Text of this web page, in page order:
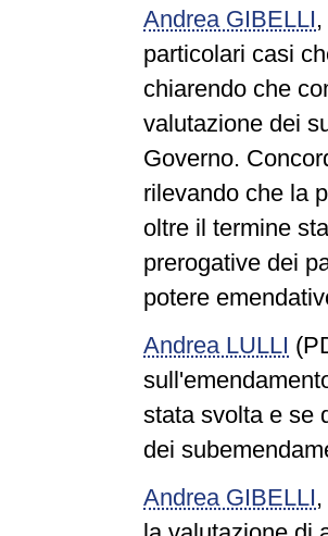
Andrea GIBELLI,
particolari casi
chiarendo che
valutazione dei
Governo.
rilevando che la
oltre il termine
prerogative dei
potere
Andrea LULLI
stata svolta e se
dei
Andrea GIBELLI,